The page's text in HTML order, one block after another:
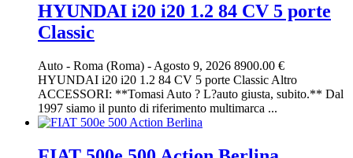
HYUNDAI i20 i20 1.2 84 CV 5 porte
Classic
Auto - Roma (Roma) - Agosto 9, 2026 8900.00 €
HYUNDAI i20 i20 1.2 84 CV 5 porte Classic Altro
ACCESSORI: **Tomasi Auto ? L?auto giusta, subito.** Dal
1997 siamo il punto di riferimento multimarca ...